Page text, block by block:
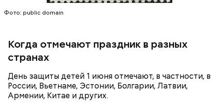
Фото: public domain
Когда отмечают праздник в разных
странах
День защиты детей 1 июня отмечают, в частности, в
России, Вьетнаме, Эстонии, Болгарии, Латвии,
Армении, Китае и других.
майонез: три простых рецепта
польза сезонных овощей и
Как выбрать дыню